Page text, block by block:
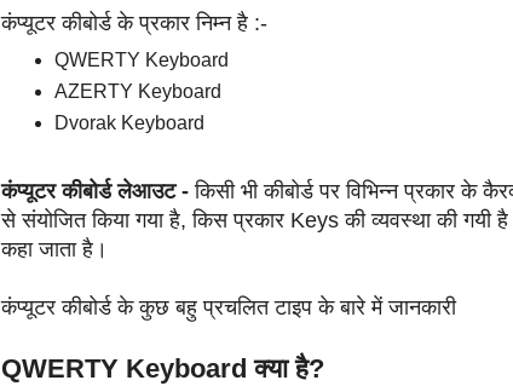
कंप्यूटर कीबोर्ड के प्रकार निम्न है :-
QWERTY Keyboard
AZERTY Keyboard
Dvorak Keyboard
कंप्यूटर कीबोर्ड लेआउट -किसी भी कीबोर्ड पर विभिन्न प्रकार के
से संयोजित किया गया है, किस प्रकार Keys की व्यवस्था की
कहा जाता है।
कंप्यूटर कीबोर्ड के कुछ बहु प्रचलित टाइप के बारे में जानकारी
QWERTY Keyboard क्या है?